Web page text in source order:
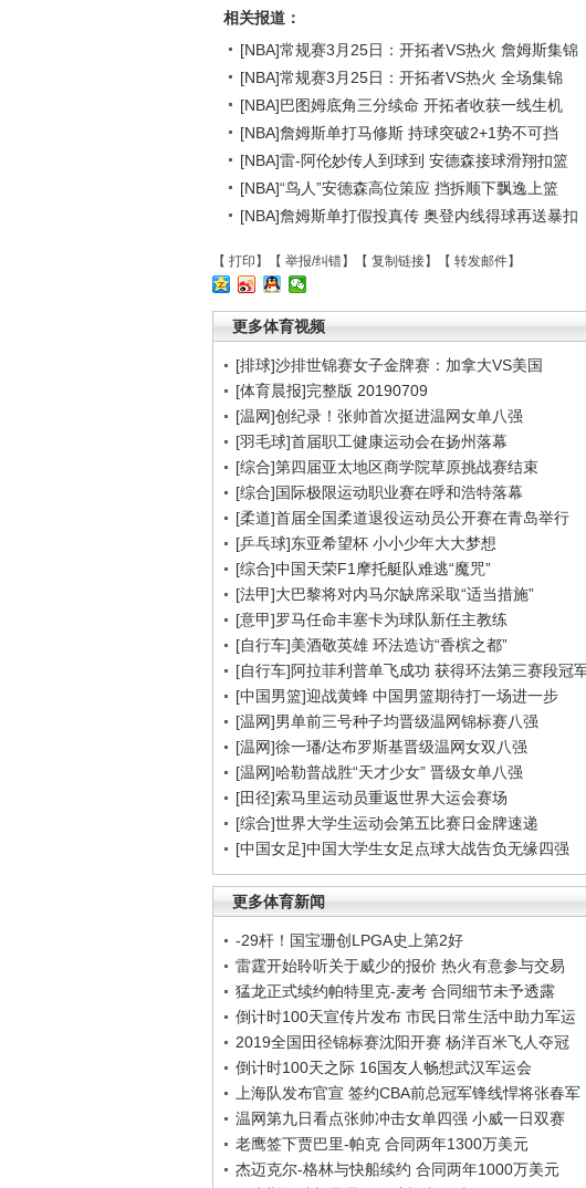
相关报道：
[NBA]常规赛3月25日：开拓者VS热火 詹姆斯集锦
[NBA]常规赛3月25日：开拓者VS热火 全场集锦
[NBA]巴图姆底角三分续命 开拓者收获一线生机
[NBA]詹姆斯单打马修斯 持球突破2+1势不可挡
[NBA]雷-阿伦妙传人到球到 安德森接球滑翔扣篮
[NBA]“鸟人”安德森高位策应 挡拆顺下飘逸上篮
[NBA]詹姆斯单打假投真传 奥登内线得球再送暴扣
【 打印 】【 举报/纠错】【 复制链接】【 转发邮件】
更多体育视频
[排球]沙排世锦赛女子金牌赛：加拿大VS美国
[体育晨报]完整版 20190709
[温网]创纪录！张帅首次挺进温网女单八强
[羽毛球]首届职工健康运动会在扬州落幕
[综合]第四届亚太地区商学院草原挑战赛结束
[综合]国际极限运动职业赛在呼和浩特落幕
[柔道]首届全国柔道退役运动员公开赛在青岛举行
[乒乓球]东亚希望杯 小小少年大大梦想
[综合]中国天荣F1摩托艇队难逃“魔咒”
[法甲]大巴黎将对内马尔缺席采取“适当措施”
[意甲]罗马任命丰塞卡为球队新任主教练
[自行车]美酒敬英雄 环法造访“香槟之都”
[自行车]阿拉菲利普单飞成功 获得环法第三赛段冠
[中国男篮]迎战黄蜂 中国男篮期待打一场进一步
[温网]男单前三号种子均晋级温网锦标赛八强
[温网]徐一璠/达布罗斯基晋级温网女双八强
[温网]哈勒普战胜“天才少女” 晋级女单八强
[田径]索马里运动员重返世界大运会赛场
[综合]世界大学生运动会第五比赛日金牌速递
[中国女足]中国大学生女足点球大战告负无缘四强
更多体育新闻
-29杆！国宝珊创LPGA史上第2好
雷霆开始聆听关于威少的报价 热火有意参与交易
猛龙正式续约帕特里克-麦考 合同细节未予透露
倒计时100天宣传片发布 市民日常生活中助力军运
2019全国田径锦标赛沈阳开赛 杨洋百米飞人夺冠
倒计时100天之际 16国友人畅想武汉军运会
上海队发布官宣 签约CBA前总冠军锋线悍将张春军
温网第九日看点张帅冲击女单四强 小威一日双赛
老鹰签下贾巴里-帕克 合同两年1300万美元
杰迈克尔-格林与快船续约 合同两年1000万美元